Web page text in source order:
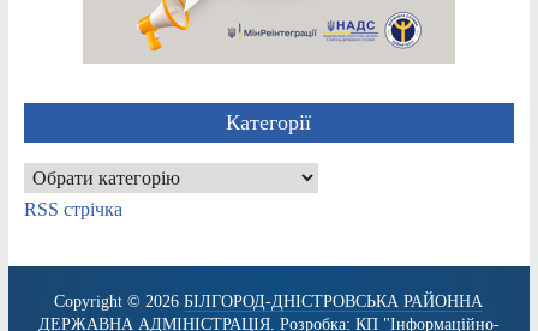
Категорії
Категорії
RSS стрічка
Copyright © 2026БІЛГОРОД-ДНІСТРОВСЬКА РАЙОННА
ДЕРЖАВНА АДМІНІСТРАЦІЯ. Розробка: КП "Інформаційно-